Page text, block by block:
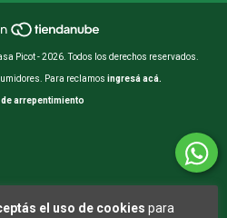
el uso de cookies para
Picot - 2026. Todos los derechos reservados.
Para reclamos ingresá acá.
de arrepentimiento